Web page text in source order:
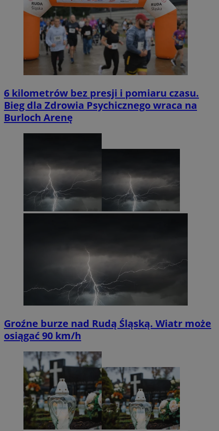
6 kilometrów bez presji i pomiaru czasu.
Bieg dla Zdrowia Psychicznego wraca na
Burloch Arenę
Groźne burze nad Rudą Śląską. Wiatr może
osiągać 90 km/h